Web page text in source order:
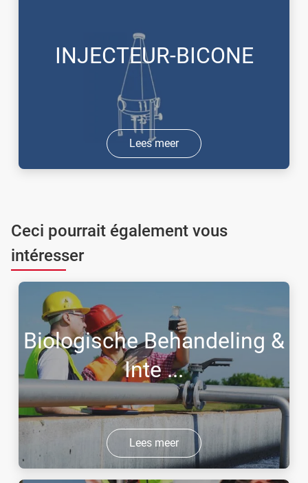
INJECTEUR-BICONE
Lees meer
Ceci pourrait également vous
intéresser
Biologische Behandeling &
Inte ...
Lees meer